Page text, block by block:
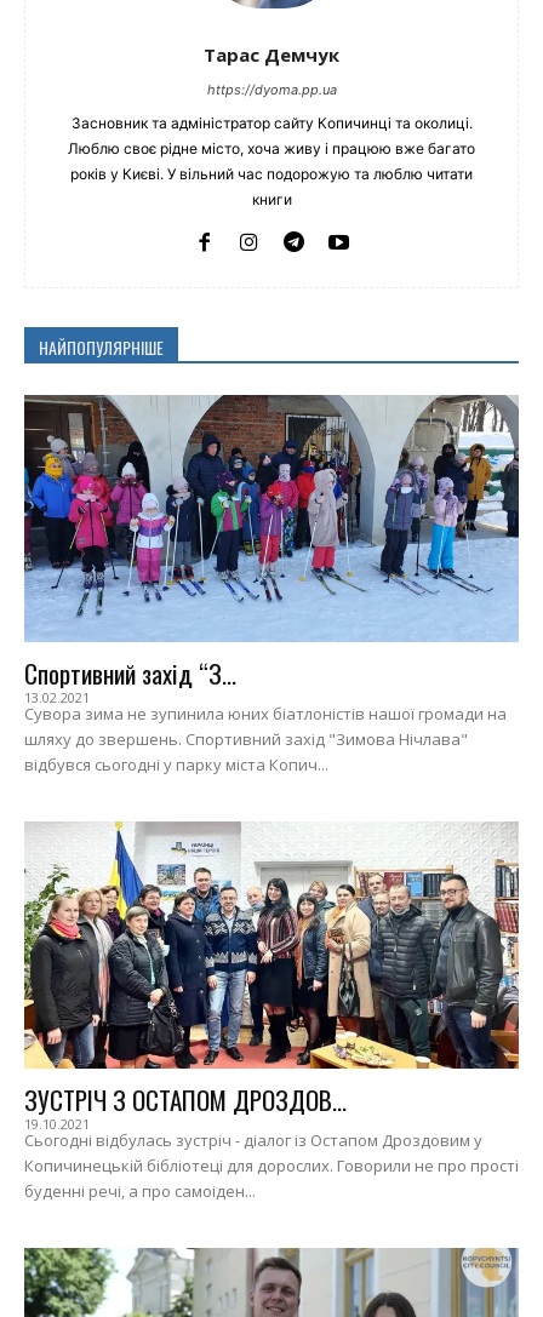
Тарас Демчук
https://dyoma.pp.ua
Засновник та адміністратор сайту Копичинці та околиці.
Люблю своє рідне місто, хоча живу і працюю вже багато
років у Києві. У вільний час подорожую та люблю читати
книги
НАЙПОПУЛЯРНІШЕ
Спортивний захід “З...
13.02.2021
Сувора зима не зупинила юних біатлоністів нашої громади на
шляху до звершень. Спортивний захід "Зимова Нічлава"
відбувся сьогодні у парку міста Копич...
ЗУСТРІЧ З ОСТАПОМ ДРОЗДОВ...
19.10.2021
Сьогодні відбулась зустріч - діалог із Остапом Дроздовим у
Копичинецькій бібліотеці для дорослих. Говорили не про прості
буденні речі, а про самоіден...